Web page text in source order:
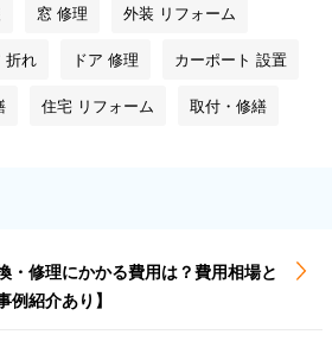
窓 修理 外装 リフォーム
折れ ドア 修理 カーポート 設置
住宅 リフォーム 取付・修繕
・修理にかかる費用は？費用相場と
紹介あり】